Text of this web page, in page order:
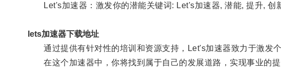
Let's加速器：激发你的潜能关键词: Let's加速器, 潜能, 提升, 创
lets加速器下载地址
通过提供有针对性的培训和资源支持，Let's加速器致力于激发个
在这个加速器中，你将找到属于自己的发展道路，实现事业的提